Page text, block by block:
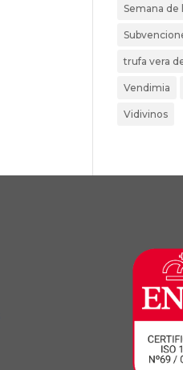
Semana de
trufa vera
Vendimia
Vidivinos